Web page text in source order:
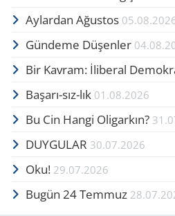
Aylardan Ağustos
Gündeme Düşenler
Bir Kavram: İliberal
Başarı-sız-lık 01.08.2026
Bu Cin Hangi Oligarkın?
DUYGULAR 30.07.2026
Oku! 29.07.2026
Bugün 24 Temmuz